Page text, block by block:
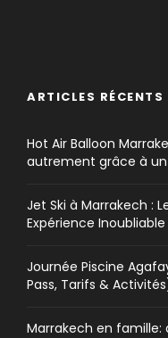
ARTICLES RÉCENTS
Hot Air Balloon
autrement grâce à
Jet Ski à Marrakech :
Expérience
Journée Piscine
Pass, Tarifs &
Marrakech en